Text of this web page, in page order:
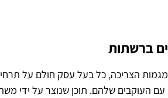
ברשתות
הצריכה, כל בעל עסק חולם על